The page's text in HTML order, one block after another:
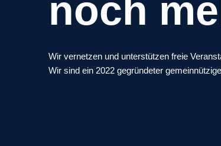
noch
Wir vernetzen und unterstützen freie
Wir sind ein 2022 gegründeter